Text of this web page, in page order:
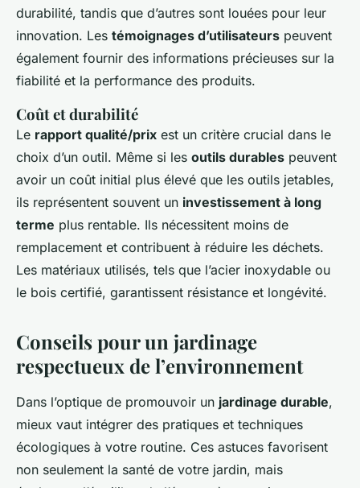
durabilité, tandis que d’autres sont louées pour leur
innovation. Les témoignages d’utilisateurs peuvent
également fournir des informations précieuses sur la
fiabilité et la performance des produits.
Coût et durabilité
Le rapport qualité/prix est un critère crucial dans le
choix d’un outil. Même si les outils durables peuvent
avoir un coût initial plus élevé que les outils jetables,
ils représentent souvent un investissement à long
terme plus rentable. Ils nécessitent moins de
remplacement et contribuent à réduire les déchets.
Les matériaux utilisés, tels que l’acier inoxydable ou
le bois certifié, garantissent résistance et longévité.
Conseils pour un jardinage
respectueux de l’environnement
Dans l’optique de promouvoir un jardinage durable,
mieux vaut intégrer des pratiques et techniques
écologiques à votre routine. Ces astuces favorisent
non seulement la santé de votre jardin, mais